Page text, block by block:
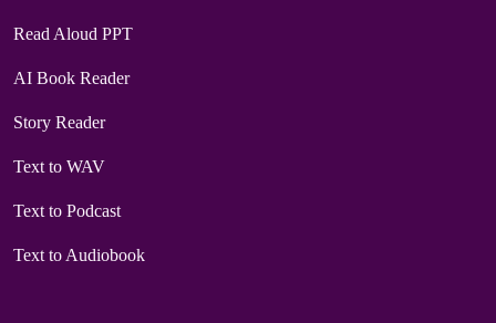
Read Aloud PPT
AI Book Reader
Story Reader
Text to WAV
Text to Podcast
Text to Audiobook